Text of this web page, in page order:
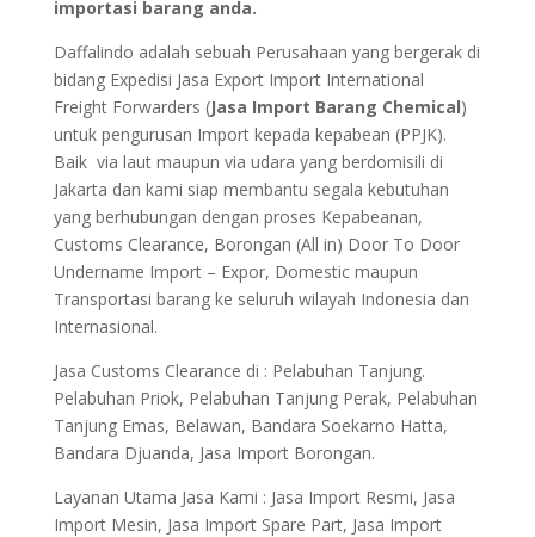
importasi barang anda.
Daffalindo adalah sebuah Perusahaan yang bergerak di
bidang Expedisi Jasa Export Import International
Freight Forwarders (Jasa Import Barang Chemical)
untuk pengurusan Import kepada kepabean (PPJK).
Baik via laut maupun via udara yang berdomisili di
Jakarta dan kami siap membantu segala kebutuhan
yang berhubungan dengan proses Kepabeanan,
Customs Clearance, Borongan (All in) Door To Door
Undername Import – Expor, Domestic maupun
Transportasi barang ke seluruh wilayah Indonesia dan
Internasional.
Jasa Customs Clearance di : Pelabuhan Tanjung.
Pelabuhan Priok, Pelabuhan Tanjung Perak, Pelabuhan
Tanjung Emas, Belawan, Bandara Soekarno Hatta,
Bandara Djuanda, Jasa Import Borongan.
Layanan Utama Jasa Kami : Jasa Import Resmi, Jasa
Import Mesin, Jasa Import Spare Part, Jasa Import